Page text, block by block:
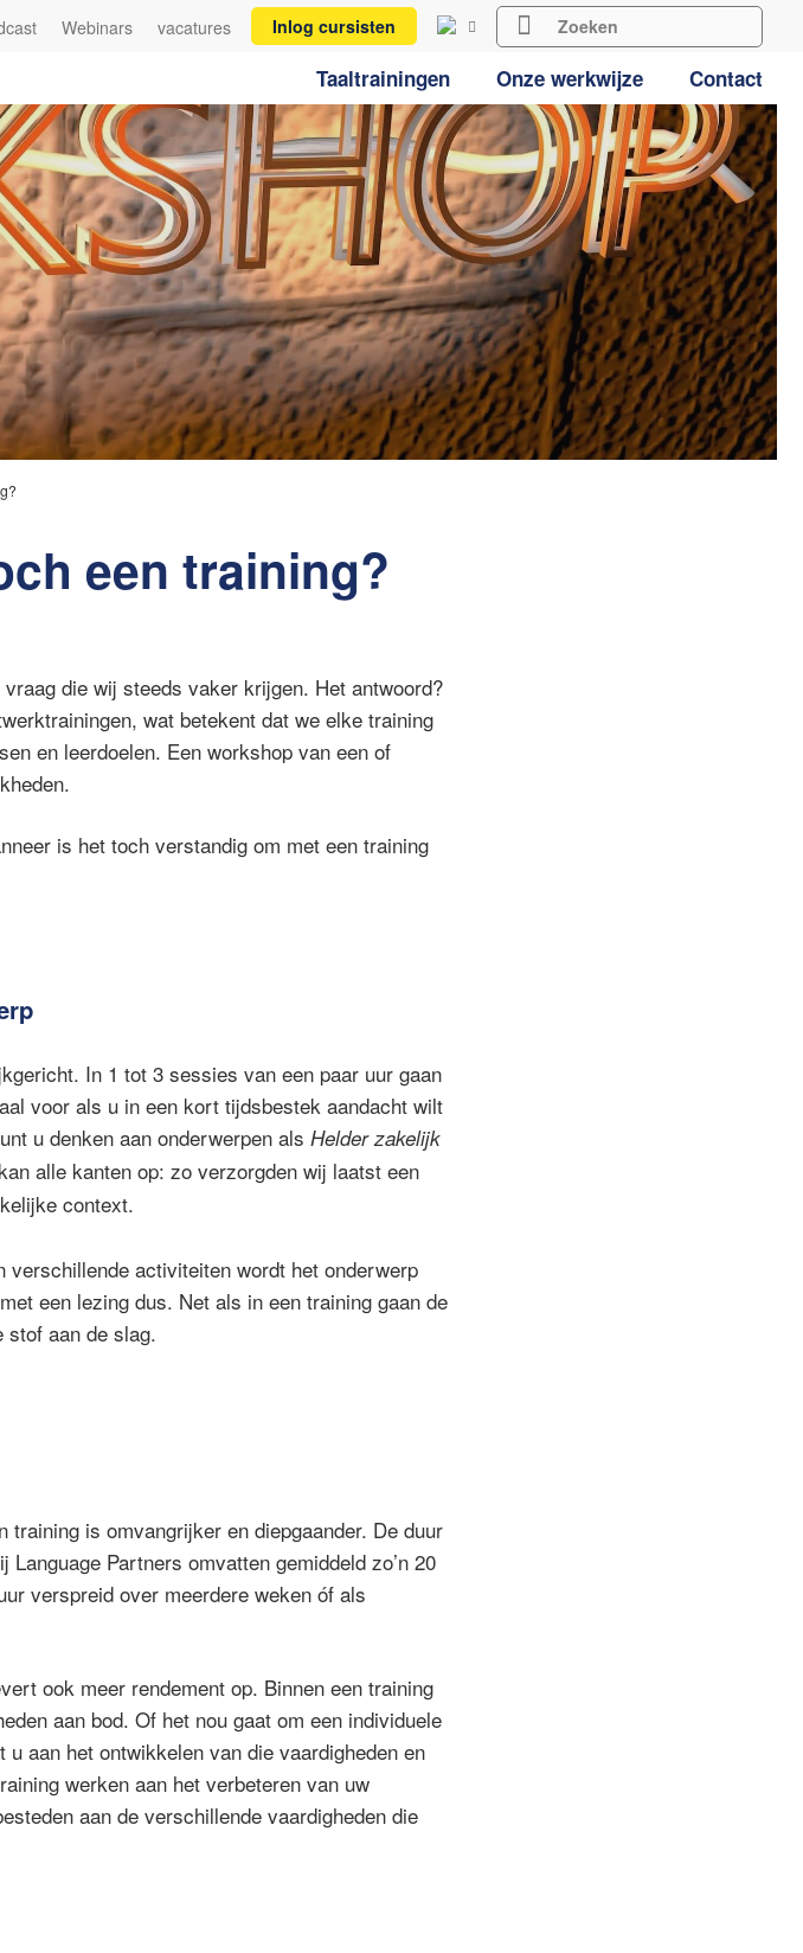
Webinars vacatures Inlog cursisten
Taaltrainingen Onze werkwijze Contact
een training?
die wij steeds vaker krijgen. Het antwoord?
wat betekent dat we elke training
en leerdoelen. Een workshop van een of
is het toch verstandig om met een training
In 1 tot 3 sessies van een paar uur gaan
voor als u in een kort tijdsbestek aandacht wilt
u denken aan onderwerpen alsHelder zakelijk
alle kanten op: zo verzorgden wij laatst een
context.
activiteiten wordt het onderwerp
een lezing dus. Net als in een training gaan de
stof aan de slag.
is omvangrijker en diepgaander. De duur
Partners omvatten gemiddeld zo’n 20
verspreid over meerdere weken óf als
ook meer rendement op. Binnen een training
aan bod. Of het nou gaat om een individuele
aan het ontwikkelen van die vaardigheden en
werken aan het verbeteren van uw
aan de verschillende vaardigheden die